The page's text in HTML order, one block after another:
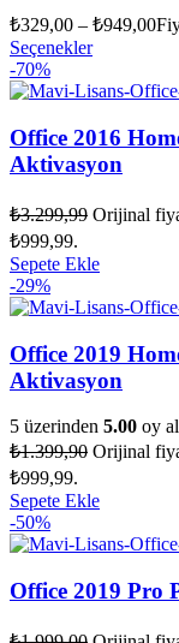
₺329,00 – ₺949,00
Seçenekler
-70%
Office 2016
Aktivasyon
₺3.299,99 Orijinal
₺999,99.
Sepete Ekle
-29%
Office 2019
Aktivasyon
5 üzerinden 5.00 oy
₺1.399,90 Orijinal
₺999,99.
Sepete Ekle
-50%
Office 2019 Pro